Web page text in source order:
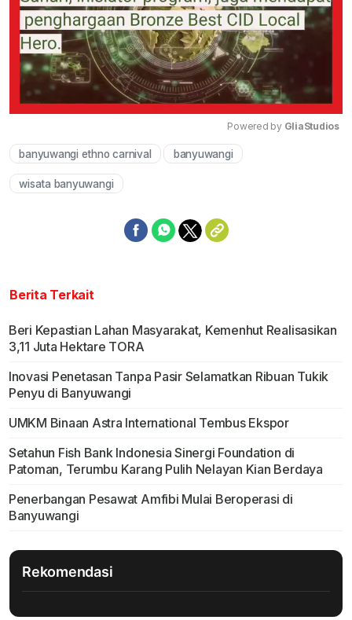
Powered by GliaStudios
banyuwangi ethno carnival banyuwangi
wisata banyuwangi
Berita Terkait
Beri Kepastian Lahan Masyarakat, Kemenhut Realisasikan
3,11 Juta Hektare TORA
Inovasi Penetasan Tanpa Pasir Selamatkan Ribuan Tukik
Penyu di Banyuwangi
UMKM Binaan Astra International Tembus Ekspor
Setahun Fish Bank Indonesia Sinergi Foundation di
Patoman, Terumbu Karang Pulih Nelayan Kian Berdaya
Penerbangan Pesawat Amfibi Mulai Beroperasi di
Banyuwangi
Rekomendasi